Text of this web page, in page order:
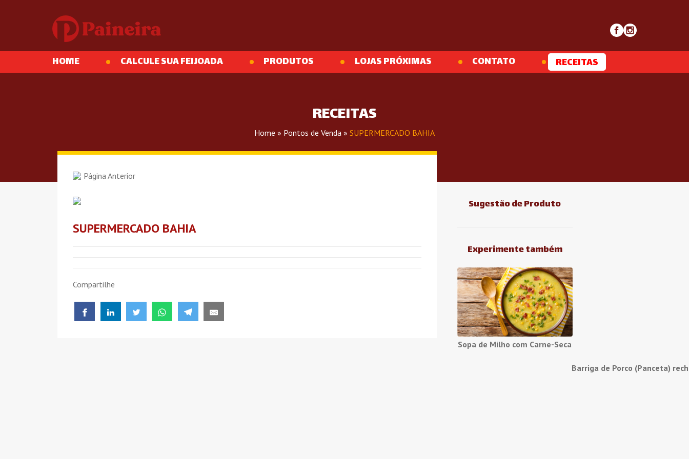
HOME CALCULE SUA FEIJOADA PRODUTOS LOJAS PRÓXIMAS CONTATO RECEITAS
RECEITAS
Home » Pontos de Venda » SUPERMERCADO BAHIA
Página Anterior
SUPERMERCADO BAHIA
Compartilhe
Sugestão de Produto
Experimente também
Sopa de Milho com Carne-Seca
Barriga de Porco (Panceta)